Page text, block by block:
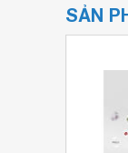
SẢN